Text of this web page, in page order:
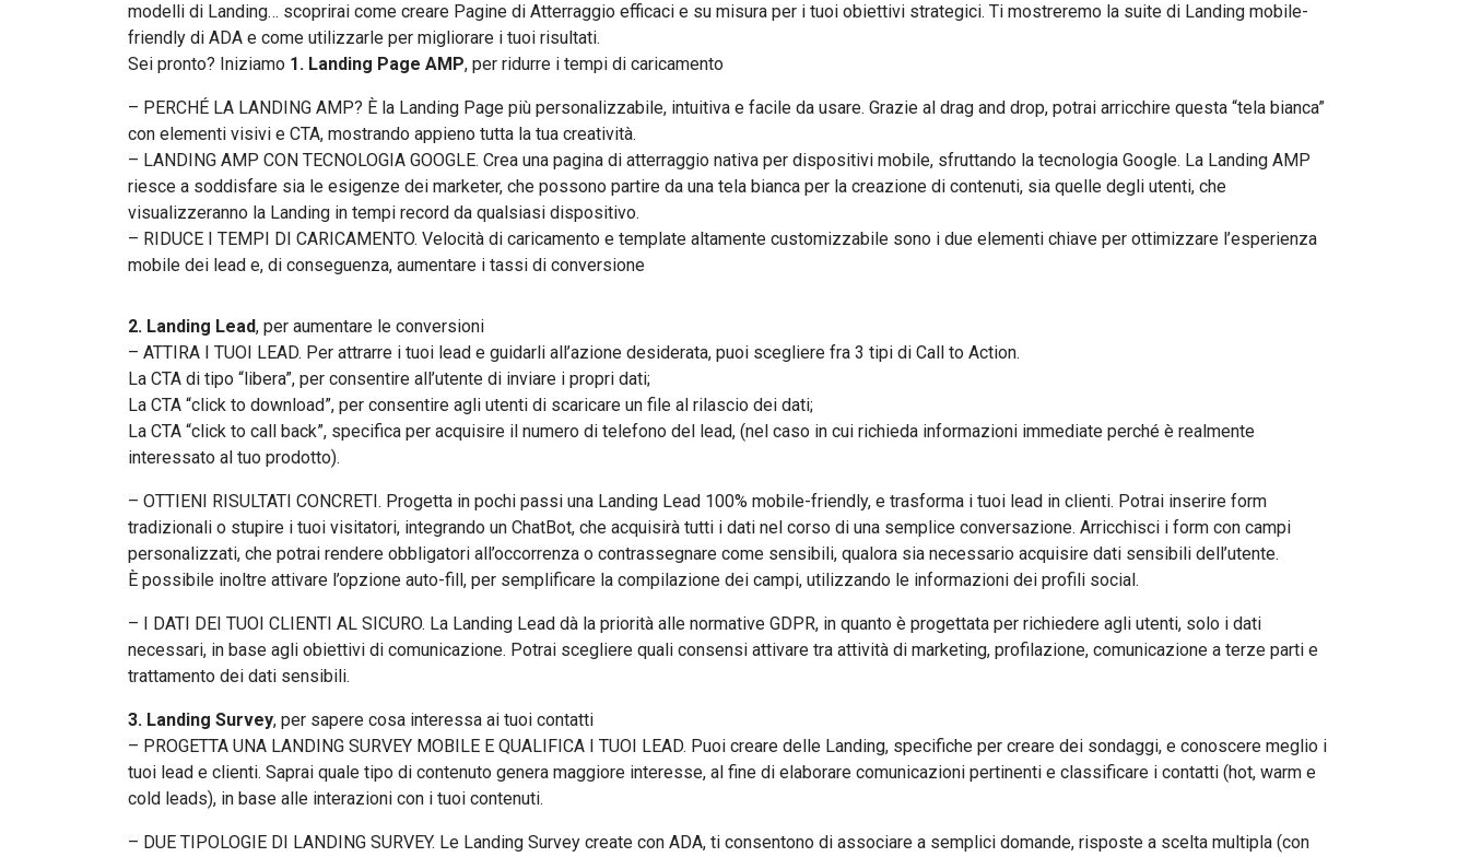
modelli di Landing… scoprirai come creare Pagine di Atterraggio efficaci e su misura per i tuoi obiettivi strategici. Ti mostreremo la suite di Landing mobile-
friendly di ADA e come utilizzarle per migliorare i tuoi risultati.
Sei pronto? Iniziamo 1. Landing Page AMP, per ridurre i tempi di caricamento
– PERCHÉ LA LANDING AMP? È la Landing Page più personalizzabile, intuitiva e facile da usare. Grazie al drag and drop, potrai arricchire questa “tela bianca”
con elementi visivi e CTA, mostrando appieno tutta la tua creatività.
– LANDING AMP CON TECNOLOGIA GOOGLE. Crea una pagina di atterraggio nativa per dispositivi mobile, sfruttando la tecnologia Google. La Landing AMP
riesce a soddisfare sia le esigenze dei marketer, che possono partire da una tela bianca per la creazione di contenuti, sia quelle degli utenti, che
visualizzeranno la Landing in tempi record da qualsiasi dispositivo.
– RIDUCE I TEMPI DI CARICAMENTO. Velocità di caricamento e template altamente customizzabile sono i due elementi chiave per ottimizzare l’esperienza
mobile dei lead e, di conseguenza, aumentare i tassi di conversione
2. Landing Lead, per aumentare le conversioni
– ATTIRA I TUOI LEAD. Per attrarre i tuoi lead e guidarli all’azione desiderata, puoi scegliere fra 3 tipi di Call to Action.
La CTA di tipo “libera”, per consentire all’utente di inviare i propri dati;
La CTA “click to download”, per consentire agli utenti di scaricare un file al rilascio dei dati;
La CTA “click to call back”, specifica per acquisire il numero di telefono del lead, (nel caso in cui richieda informazioni immediate perché è realmente
interessato al tuo prodotto).
– OTTIENI RISULTATI CONCRETI. Progetta in pochi passi una Landing Lead 100% mobile-friendly, e trasforma i tuoi lead in clienti. Potrai inserire form
tradizionali o stupire i tuoi visitatori, integrando un ChatBot, che acquisirà tutti i dati nel corso di una semplice conversazione. Arricchisci i form con campi
personalizzati, che potrai rendere obbligatori all’occorrenza o contrassegnare come sensibili, qualora sia necessario acquisire dati sensibili dell’utente.
È possibile inoltre attivare l’opzione auto-fill, per semplificare la compilazione dei campi, utilizzando le informazioni dei profili social.
– I DATI DEI TUOI CLIENTI AL SICURO. La Landing Lead dà la priorità alle normative GDPR, in quanto è progettata per richiedere agli utenti, solo i dati
necessari, in base agli obiettivi di comunicazione. Potrai scegliere quali consensi attivare tra attività di marketing, profilazione, comunicazione a terze parti e
trattamento dei dati sensibili.
3. Landing Survey, per sapere cosa interessa ai tuoi contatti
– PROGETTA UNA LANDING SURVEY MOBILE E QUALIFICA I TUOI LEAD. Puoi creare delle Landing, specifiche per creare dei sondaggi, e conoscere meglio i
tuoi lead e clienti. Saprai quale tipo di contenuto genera maggiore interesse, al fine di elaborare comunicazioni pertinenti e classificare i contatti (hot, warm e
cold leads), in base alle interazioni con i tuoi contenuti.
– DUE TIPOLOGIE DI LANDING SURVEY. Le Landing Survey create con ADA, ti consentono di associare a semplici domande, risposte a scelta multipla (con